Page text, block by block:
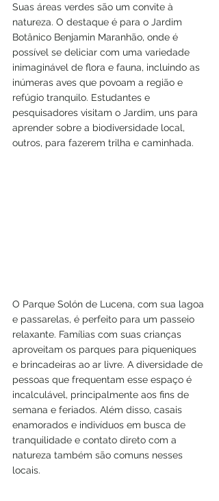
Suas áreas verdes são um convite à
natureza. O destaque é para o Jardim
Botânico Benjamin Maranhão, onde é
possível se deliciar com uma variedade
inimaginável de flora e fauna, incluindo as
inúmeras aves que povoam a região e
refúgio tranquilo. Estudantes e
pesquisadores visitam o Jardim, uns para
aprender sobre a biodiversidade local,
outros, para fazerem trilha e caminhada.
O Parque Solón de Lucena, com sua lagoa
e passarelas, é perfeito para um passeio
relaxante. Famílias com suas crianças
aproveitam os parques para piqueniques
e brincadeiras ao ar livre. A diversidade de
pessoas que frequentam esse espaço é
incalculável, principalmente aos fins de
semana e feriados. Além disso, casais
enamorados e indivíduos em busca de
tranquilidade e contato direto com a
natureza também são comuns nesses
locais.